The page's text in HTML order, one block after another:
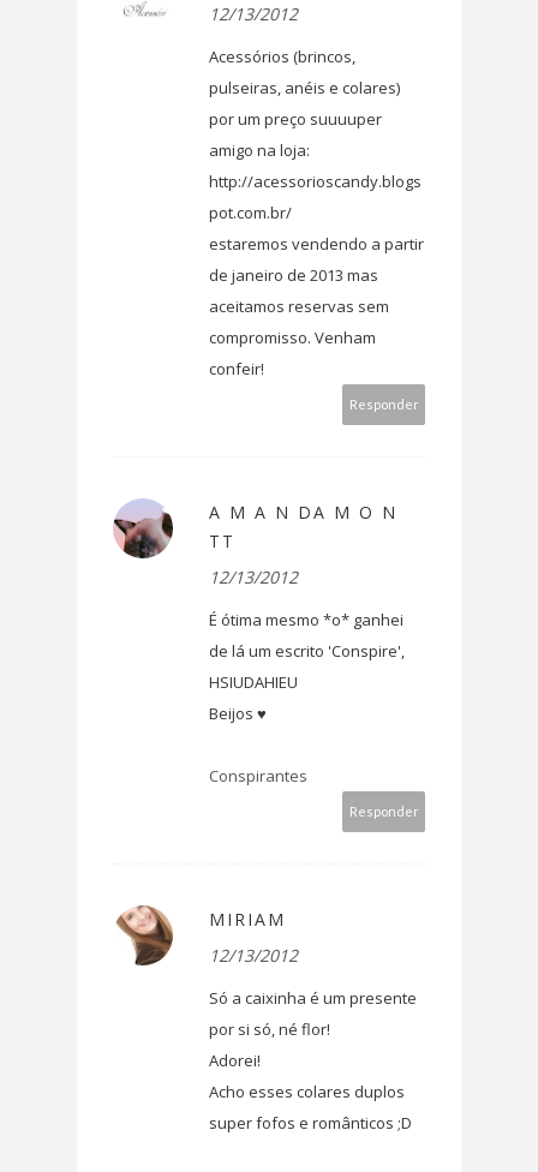
12/13/2012
Acessórios (brincos,
pulseiras, anéis e colares)
por um preço suuuuper
amigo na loja:
http://acessorioscandy.blogs
pot.com.br/
estaremos vendendo a partir
de janeiro de 2013 mas
aceitamos reservas sem
compromisso. Venham
confeir!
Responder
A M A N DA M O N
TT
12/13/2012
É ótima mesmo *o* ganhei
de lá um escrito 'Conspire',
HSIUDAHIEU
Beijos ♥
Conspirantes
Responder
MIRIAM
12/13/2012
Só a caixinha é um presente
por si só, né flor!
Adorei!
Acho esses colares duplos
super fofos e românticos ;D